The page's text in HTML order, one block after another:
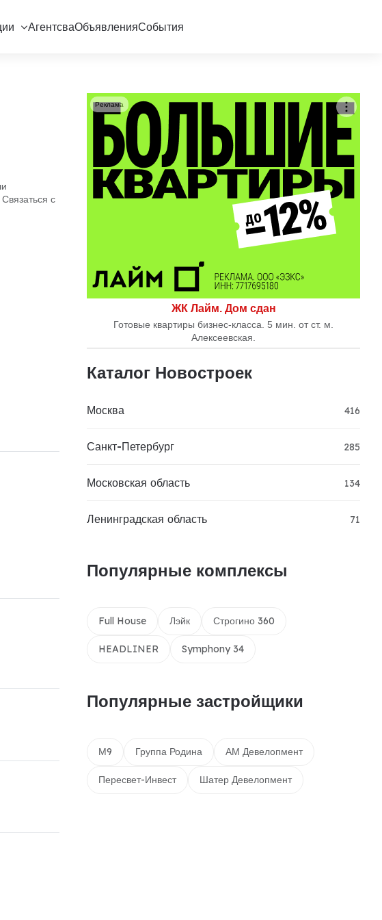
АгентсваОбъявленияСобытия
с
ЖК Лайм. Дом сдан
Готовые квартиры бизнес-класса. 5 мин. от ст. м.
Алексеевская.
Реклама
Каталог Новостроек
Москва 416
Санкт-Петербург 285
Московская область 134
Ленинградская область 71
Популярные комплексы
Full House Лэйк Строгино 360
HEADLINER Symphony 34
Популярные застройщики
М9 Группа Родина АМ Девелопмент
Пересвет-Инвест Шатер Девелопмент